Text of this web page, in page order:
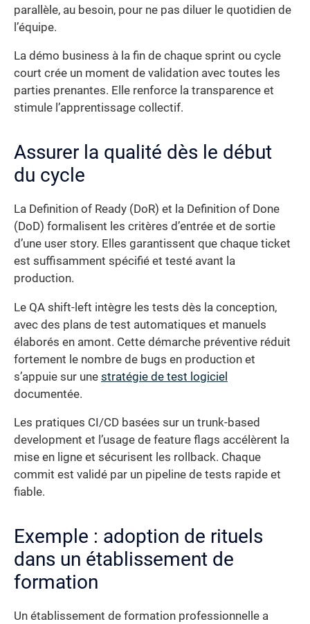
parallèle, au besoin, pour ne pas diluer le quotidien de
l’équipe.
La démo business à la fin de chaque sprint ou cycle
court crée un moment de validation avec toutes les
parties prenantes. Elle renforce la transparence et
stimule l’apprentissage collectif.
Assurer la qualité dès le début
du cycle
La Definition of Ready (DoR) et la Definition of Done
(DoD) formalisent les critères d’entrée et de sortie
d’une user story. Elles garantissent que chaque ticket
est suffisamment spécifié et testé avant la
production.
Le QA shift-left intègre les tests dès la conception,
avec des plans de test automatiques et manuels
élaborés en amont. Cette démarche préventive réduit
fortement le nombre de bugs en production et
s’appuie sur une stratégie de test logiciel
documentée.
Les pratiques CI/CD basées sur un trunk-based
development et l’usage de feature flags accélèrent la
mise en ligne et sécurisent les rollback. Chaque
commit est validé par un pipeline de tests rapide et
fiable.
Exemple : adoption de rituels
dans un établissement de
formation
Un établissement de formation professionnelle a